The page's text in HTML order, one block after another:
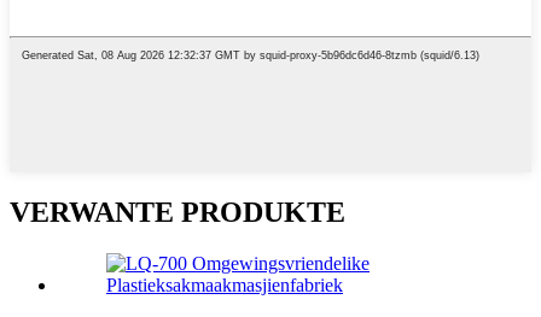
VERWANTE PRODUKTE